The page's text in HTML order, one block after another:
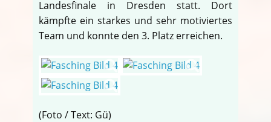
Landesfinale in Dresden statt. Dort
kämpfte ein starkes und sehr motiviertes
Team und konnte den 3. Platz erreichen.
(Foto / Text: Gü)